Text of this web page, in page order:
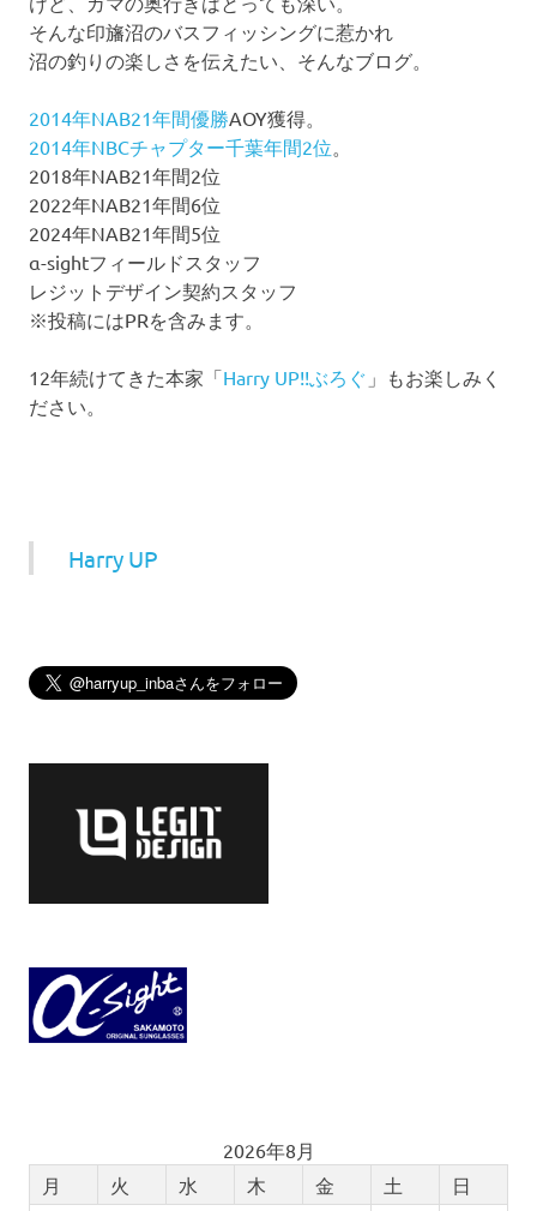
そんな印旛沼のバスフィッシングに惹かれ
沼の釣りの楽しさを伝えたい、そんなブログ。
2014年NAB21年間優勝AOY獲得。
2014年NBCチャプター千葉年間2位。
2018年NAB21年間2位
2022年NAB21年間6位
2024年NAB21年間5位
α-sightフィールドスタッフ
レジットデザイン契約スタッフ
※投稿にはPRを含みます。
12年続けてきた本家「Harry UP!!ぶろぐ 」もお楽しみく
ださい。
Harry UP
2026年8月
月
火 水 木 金 土
日